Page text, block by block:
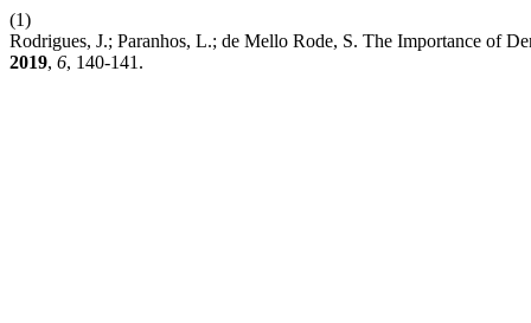
(1)
Rodrigues, J.; Paranhos, L.; de Mello Rode, S. The Importance of
2019, 6, 140-141.